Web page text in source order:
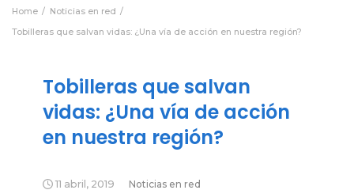
Home
Noticias en red
Tobilleras que salvan vidas: ¿Una vía de acción en nuestra región?
Tobilleras que salvan
vidas: ¿Una vía de acción
en nuestra región?
11 abril, 2019 Noticias en red